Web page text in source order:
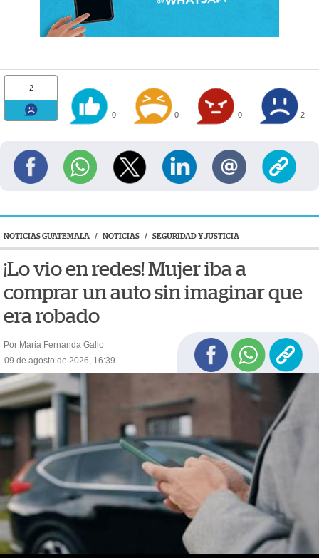
2
0 0 0 2
NOTICIAS GUATEMALA / NOTICIAS / SEGURIDAD Y JUSTICIA
¡Lo vio en redes! Mujer iba a
comprar un auto sin imaginar que
era robado
Por Maria Fernanda Gallo
09 de agosto de 2026, 16:39